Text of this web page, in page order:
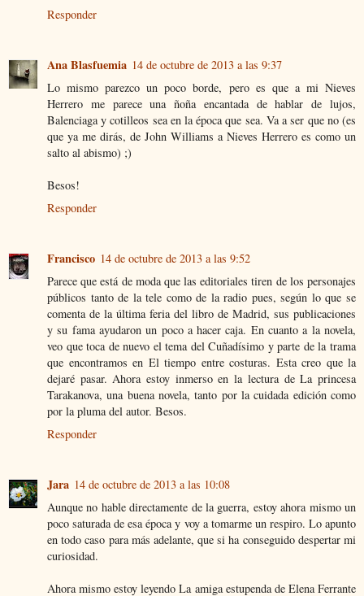
Responder
Ana Blasfuemia 14 de octubre de 2013 a las 9:37
Lo mismo parezco un poco borde, pero es que a mi Nieves
Herrero me parece una ñoña encantada de hablar de lujos,
Balenciaga y cotilleos sea en la época que sea. Va a ser que no (es
que ya me dirás, de John Williams a Nieves Herrero es como un
salto al abismo) ;)
Besos!
Responder
Francisco 14 de octubre de 2013 a las 9:52
Parece que está de moda que las editoriales tiren de los personajes
públicos tanto de la tele como de la radio pues, según lo que se
comenta de la última feria del libro de Madrid, sus publicaciones
y su fama ayudaron un poco a hacer caja. En cuanto a la novela,
veo que toca de nuevo el tema del Cuñadísimo y parte de la trama
que encontramos en El tiempo entre costuras. Esta creo que la
dejaré pasar. Ahora estoy inmerso en la lectura de La princesa
Tarakanova, una buena novela, tanto por la cuidada edición como
por la pluma del autor. Besos.
Responder
Jara 14 de octubre de 2013 a las 10:08
Aunque no hable directamente de la guerra, estoy ahora mismo un
poco saturada de esa época y voy a tomarme un respiro. Lo apunto
en todo caso para más adelante, que si ha conseguido despertar mi
curiosidad.
Ahora mismo estoy leyendo La amiga estupenda de Elena Ferrante